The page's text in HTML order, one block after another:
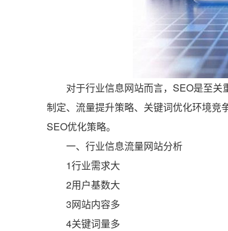
对于行业信息网站而言，SEO是至
制定、流量提升策略、关键词优化环境竞
SEO优化策略。
一、行业信息流量网站分析
1行业需求大
2用户基数大
3网站内容多
4关键词量多